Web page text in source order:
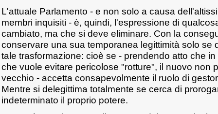
L'attuale Parlamento - e non solo a causa
membri inquisiti - è, quindi, l'espressione di
cambiato, ma che si deve eliminare. Con la
conservare una sua temporanea legittimità solo se
tale trasformazione: cioè se - prendendo atto che
che vuole evitare pericolose "rotture", il nuovo non
vecchio - accetta consapevolmente il ruolo di
Mentre si delegittima totalmente se cerca di
indeterminato il proprio potere.